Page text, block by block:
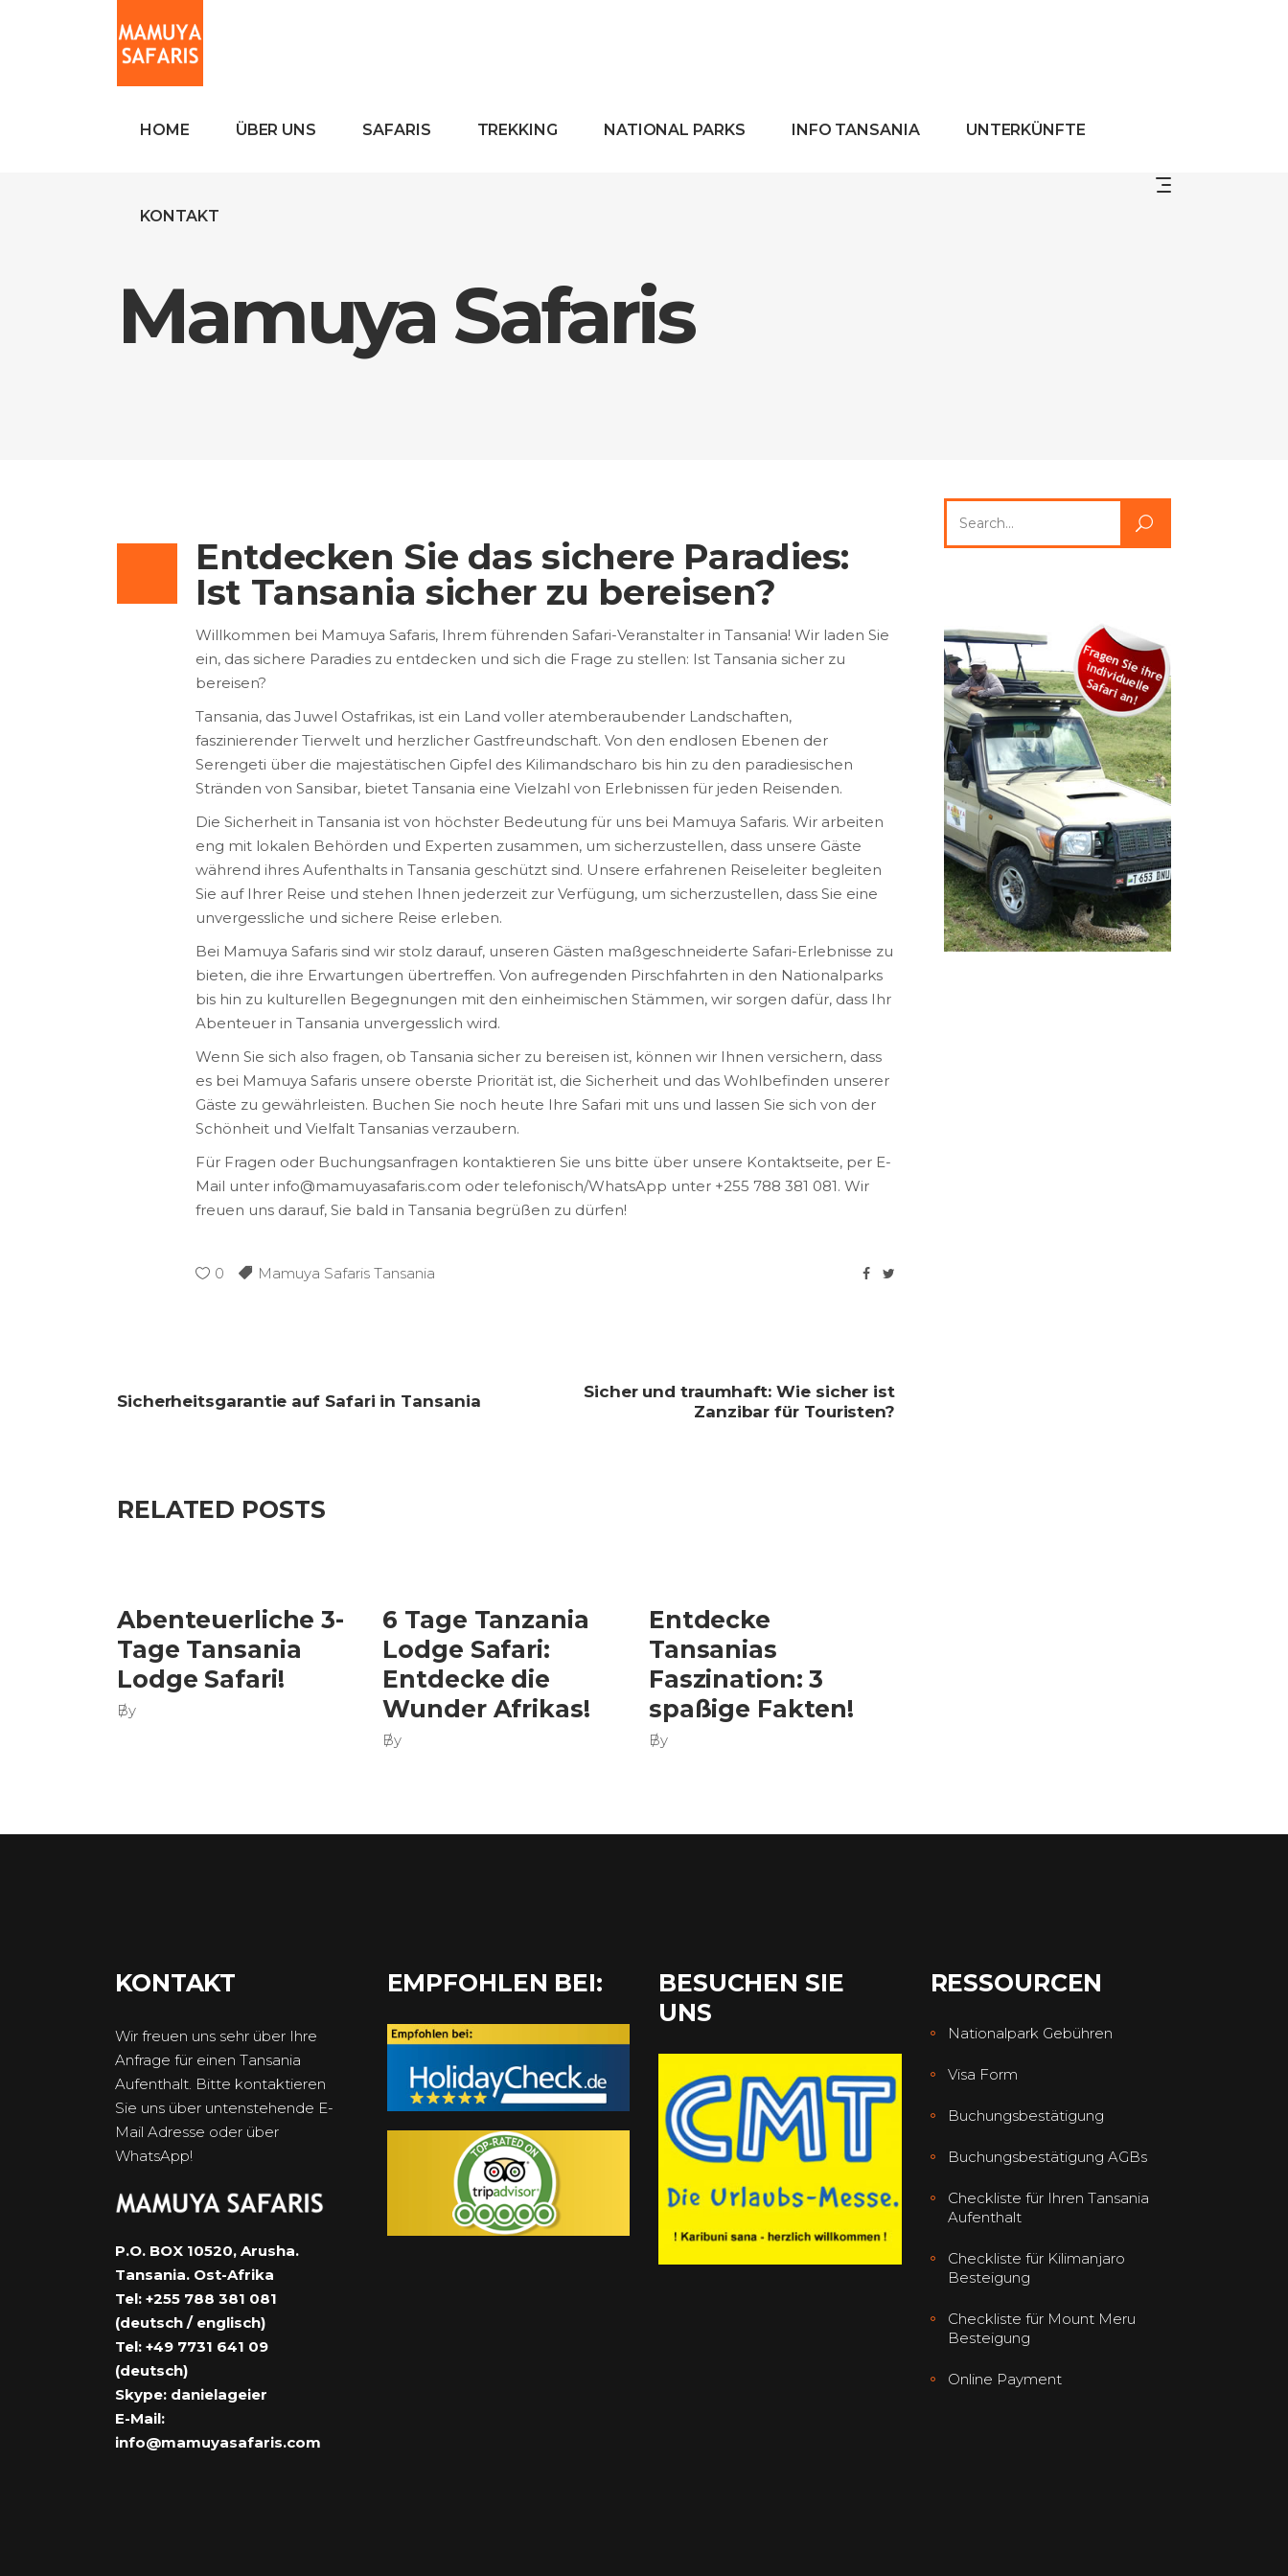
HOME ÜBER UNS SAFARIS TREKKING NATIONAL PARKS INFO TANSANIA UNTERKÜNFTE
KONTAKT
Mamuya Safaris
Entdecken Sie das sichere Paradies:
Ist Tansania sicher zu bereisen?
Willkommen bei Mamuya Safaris, Ihrem führenden Safari-Veranstalter in Tansania! Wir laden Sie
ein, das sichere Paradies zu entdecken und sich die Frage zu stellen: Ist Tansania sicher zu
bereisen?
Tansania, das Juwel Ostafrikas, ist ein Land voller atemberaubender Landschaften,
faszinierender Tierwelt und herzlicher Gastfreundschaft. Von den endlosen Ebenen der
Serengeti über die majestätischen Gipfel des Kilimandscharo bis hin zu den paradiesischen
Stränden von Sansibar, bietet Tansania eine Vielzahl von Erlebnissen für jeden Reisenden.
Die Sicherheit in Tansania ist von höchster Bedeutung für uns bei Mamuya Safaris. Wir arbeiten
eng mit lokalen Behörden und Experten zusammen, um sicherzustellen, dass unsere Gäste
während ihres Aufenthalts in Tansania geschützt sind. Unsere erfahrenen Reiseleiter begleiten
Sie auf Ihrer Reise und stehen Ihnen jederzeit zur Verfügung, um sicherzustellen, dass Sie eine
unvergessliche und sichere Reise erleben.
Bei Mamuya Safaris sind wir stolz darauf, unseren Gästen maßgeschneiderte Safari-Erlebnisse zu
bieten, die ihre Erwartungen übertreffen. Von aufregenden Pirschfahrten in den Nationalparks
bis hin zu kulturellen Begegnungen mit den einheimischen Stämmen, wir sorgen dafür, dass Ihr
Abenteuer in Tansania unvergesslich wird.
Wenn Sie sich also fragen, ob Tansania sicher zu bereisen ist, können wir Ihnen versichern, dass
es bei Mamuya Safaris unsere oberste Priorität ist, die Sicherheit und das Wohlbefinden unserer
Gäste zu gewährleisten. Buchen Sie noch heute Ihre Safari mit uns und lassen Sie sich von der
Schönheit und Vielfalt Tansanias verzaubern.
Für Fragen oder Buchungsanfragen kontaktieren Sie uns bitte über unsere Kontaktseite, per E-
Mail unter info@mamuyasafaris.com oder telefonisch/WhatsApp unter +255 788 381 081. Wir
freuen uns darauf, Sie bald in Tansania begrüßen zu dürfen!
0 Mamuya Safaris Tansania
Sicherheitsgarantie auf Safari in Tansania
Sicher und traumhaft: Wie sicher ist
Zanzibar für Touristen?
RELATED POSTS
Abenteuerliche 3-
Tage Tansania
Lodge Safari!
By
6 Tage Tanzania
Lodge Safari:
Entdecke die
Wunder Afrikas!
By
Entdecke
Tansanias
Faszination: 3
spaßige Fakten!
By
for:
KONTAKT
Wir freuen uns sehr über Ihre
Anfrage für einen Tansania
Aufenthalt. Bitte kontaktieren
Sie uns über untenstehende E-
Mail Adresse oder über
WhatsApp!
P.O. BOX 10520, Arusha.
Tansania. Ost-Afrika
Tel: +255 788 381 081
(deutsch / englisch)
Tel: +49 7731 641 09
(deutsch)
Skype: danielageier
E-Mail:
info@mamuyasafaris.com
EMPFOHLEN BEI:
BESUCHEN SIE
UNS
RESSOURCEN
Nationalpark Gebühren
Visa Form
Buchungsbestätigung
Buchungsbestätigung AGBs
Checkliste für Ihren Tansania
Aufenthalt
Checkliste für Kilimanjaro
Besteigung
Checkliste für Mount Meru
Besteigung
Online Payment